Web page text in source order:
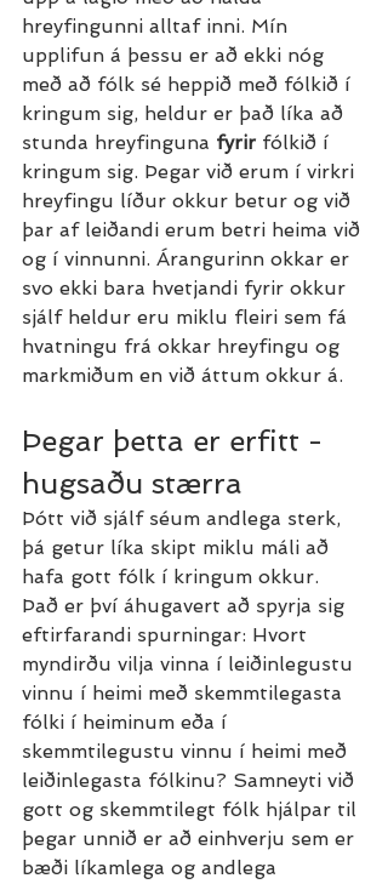
hreyfingunni alltaf inni. Mín
upplifun á þessu er að ekki nóg
með að fólk sé heppið með fólkið í
kringum sig, heldur er það líka að
stunda hreyfinguna fyrir fólkið í
kringum sig. Þegar við erum í virkri
hreyfingu líður okkur betur og við
þar af leiðandi erum betri heima við
og í vinnunni. Árangurinn okkar er
svo ekki bara hvetjandi fyrir okkur
sjálf heldur eru miklu fleiri sem fá
hvatningu frá okkar hreyfingu og
markmiðum en við áttum okkur á.
Þegar þetta er erfitt -
hugsaðu stærra
Þótt við sjálf séum andlega sterk,
þá getur líka skipt miklu máli að
hafa gott fólk í kringum okkur.
Það er því áhugavert að spyrja sig
eftirfarandi spurningar: Hvort
myndirðu vilja vinna í leiðinlegustu
vinnu í heimi með skemmtilegasta
fólki í heiminum eða í
skemmtilegustu vinnu í heimi með
leiðinlegasta fólkinu? Samneyti við
gott og skemmtilegt fólk hjálpar til
þegar unnið er að einhverju sem er
bæði líkamlega og andlega